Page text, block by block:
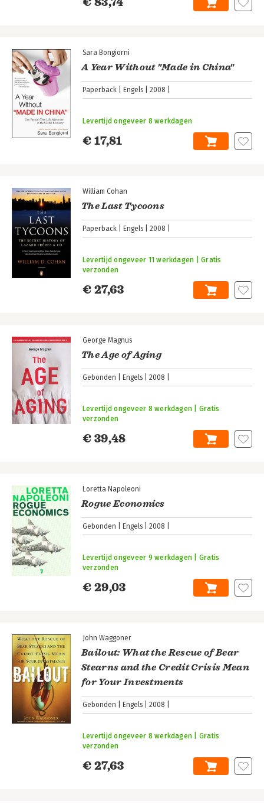
Sara Bongiorni
A Year Without "Made in China"
Paperback Engels 2008
€ 17,81
Levertijd ongeveer 8 werkdagen
William Cohan
The Last Tycoons
Paperback Engels 2008
€ 27,63
Levertijd ongeveer 11 werkdagen | Gratis
verzonden
George Magnus
The Age of Aging
Gebonden Engels 2008
€ 39,48
Levertijd ongeveer 8 werkdagen | Gratis
verzonden
Loretta Napoleoni
Rogue Economics
Gebonden Engels 2008
€ 29,03
Levertijd ongeveer 9 werkdagen | Gratis
verzonden
John Waggoner
Bailout: What the Rescue of Bear
Stearns and the Credit Crisis Mean
for Your Investments
Gebonden Engels 2008
€ 27,63
Levertijd ongeveer 8 werkdagen | Gratis
verzonden